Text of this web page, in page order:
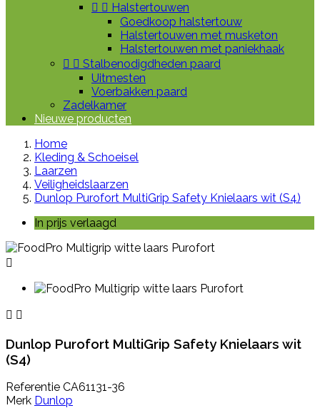
  Halstertouwen
Goedkoop halstertouw
Halstertouwen met musketon
Halstertouwen met paniekhaak
  Stalbenodigdheden paard
Uitmesten
Voerbakken paard
Zadelkamer
Nieuwe producten
Home
Kleding & Schoeisel
Laarzen
Veiligheidslaarzen
Dunlop Purofort MultiGrip Safety Knielaars wit (S4)
In prijs verlaagd

 
Dunlop Purofort MultiGrip Safety Knielaars wit
(S4)
Referentie CA61131-36
Merk Dunlop